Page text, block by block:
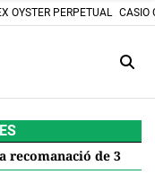
OYSTER PERPETUAL CASIO
a Windows 11 i què significa per a tu